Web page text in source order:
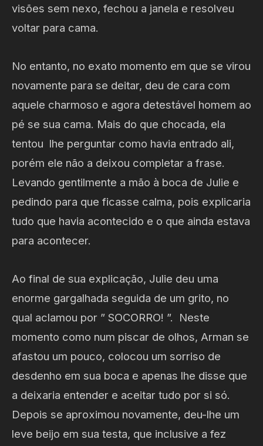
visões sem nexo, fechou a janela e resolveu
voltar para cama.
No entanto, no exato momento em que se virou
novamente para se deitar, deu de cara com
aquele charmoso e agora detestável homem ao
pé se sua cama. Mais do que chocada, ela
tentou lhe perguntar como havia entrado ali,
porém ele não a deixou completar a frase.
Levando gentilmente a mão à boca de Julie e
pedindo para que ficasse calma, pois explicaria
tudo que havia acontecido e o que ainda estava
para acontecer.
Ao final de sua explicação, Julie deu uma
enorme gargalhada seguida de um grito, no
qual aclamou por ” SOCORRO! ”. Neste
momento como num piscar de olhos, Arman se
afastou um pouco, colocou um sorriso de
desdenho em sua boca e apenas lhe disse que
a deixaria entender e aceitar tudo por si só.
Depois se aproximou novamente, deu-lhe um
leve beijo em sua testa, que inclusive a fez